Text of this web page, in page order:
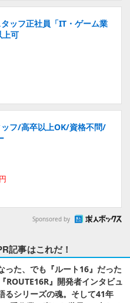
ッフ正社員「IT・ゲーム業
上可
フ/高卒以上OK/資格不問/
Sponsored by
記事はこれだ！
った、でも『ルート16』だった
』開発者インタビュ
るシリーズの魂。そして41年